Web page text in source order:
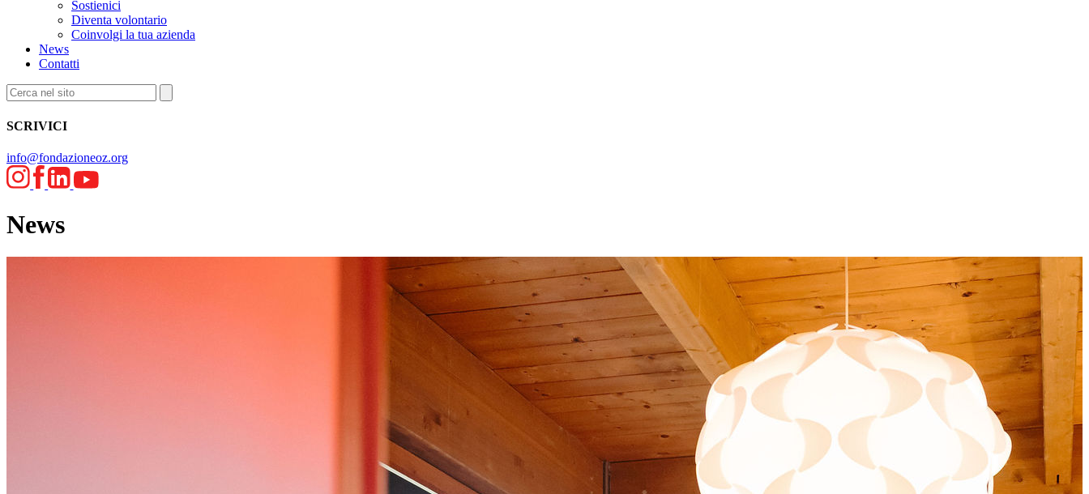
Sostienici
Diventa volontario
Coinvolgi la tua azienda
News
Contatti
SCRIVICI
info@fondazioneoz.org
News